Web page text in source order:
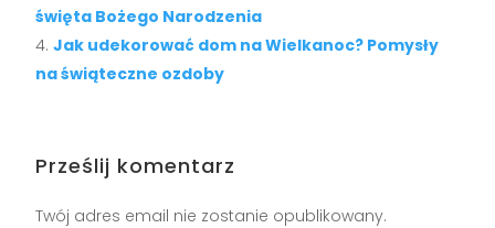
święta Bożego Narodzenia
Jak udekorować dom na Wielkanoc? Pomysły
na świąteczne ozdoby
Prześlij komentarz
Twój adres email nie zostanie opublikowany.